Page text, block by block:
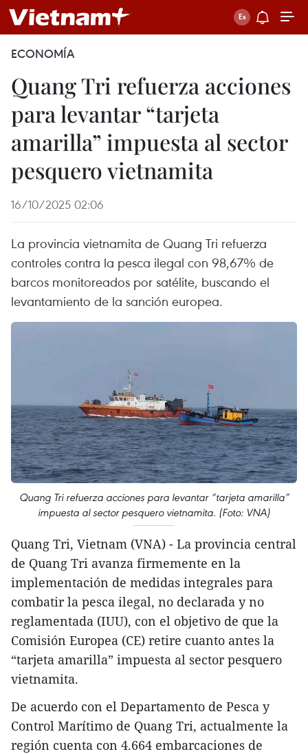
ECONOMÍA
Quang Tri refuerza acciones
para levantar “tarjeta
amarilla” impuesta al sector
pesquero vietnamita
16/10/2025 02:06
La provincia vietnamita de Quang Tri refuerza
controles contra la pesca ilegal con 98,67% de
barcos monitoreados por satélite, buscando el
levantamiento de la sanción europea.
Quang Tri refuerza acciones para levantar “tarjeta amarilla”
impuesta al sector pesquero vietnamita. (Foto: VNA)
Quang Tri, Vietnam (VNA) - La provincia central
de Quang Tri avanza firmemente en la
implementación de medidas integrales para
combatir la pesca ilegal, no declarada y no
reglamentada (IUU), con el objetivo de que la
Comisión Europea (CE) retire cuanto antes la
“tarjeta amarilla” impuesta al sector pesquero
vietnamita.
De acuerdo con el Departamento de Pesca y
Control Marítimo de Quang Tri, actualmente la
región cuenta con 4.664 embarcaciones de